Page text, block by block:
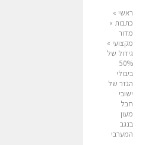
ראשי »
כתבות »
מדור
מקצועי »
גידול של
50%
ביבולי
הגזר של
ישובי
חבל
מעון
בנגב
המערבי